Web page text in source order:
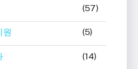
(57)
원 (5)
(14)